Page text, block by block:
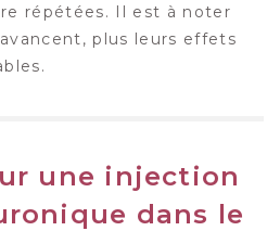
répétées. Il est à noter
plus leurs effets
une injection
dans le